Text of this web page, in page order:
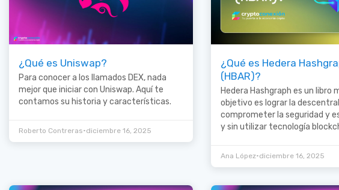
¿Qué es Uniswap?
Para conocer a los llamados DEX, nada
mejor que iniciar con Uniswap. Aquí te
contamos su historia y características.
Roberto Contreras•diciembre 16, 2025
¿Qué es Hedera
(HBAR)?
Hedera Hashgraph es un libro
objetivo es lograr la
comprometer la seguridad y
y sin utilizar tecnología
Ana López•diciembre 16, 2025